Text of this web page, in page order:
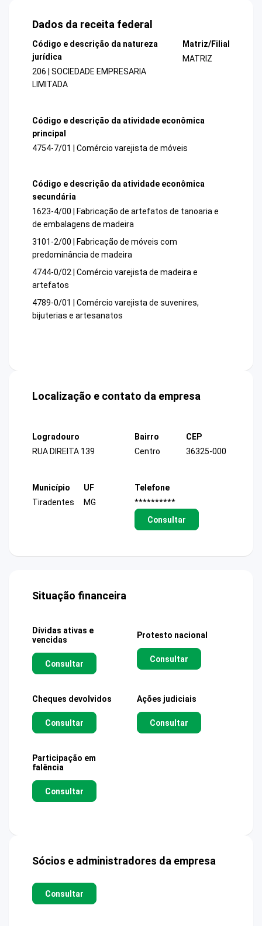
Dados da receita federal
Código e descrição da natureza
jurídica
206 | SOCIEDADE EMPRESARIA
LIMITADA
Matriz/Filial
MATRIZ
Código e descrição da atividade econômica
principal
4754-7/01 | Comércio varejista de móveis
Código e descrição da atividade econômica
secundária
1623-4/00 | Fabricação de artefatos de tanoaria e
de embalagens de madeira
3101-2/00 | Fabricação de móveis com
predominância de madeira
4744-0/02 | Comércio varejista de madeira e
artefatos
4789-0/01 | Comércio varejista de suvenires,
bijuterias e artesanatos
Localização e contato da empresa
Logradouro
RUA DIREITA 139
Bairro
Centro
CEP
36325-000
Município
Tiradentes
UF
MG
Telefone
**********
Consultar
Situação financeira
Dívidas ativas e
vencidas
Consultar
Protesto nacional
Consultar
Cheques devolvidos
Consultar
Ações judiciais
Consultar
Participação em
falência
Consultar
Sócios e administradores da empresa
Consultar